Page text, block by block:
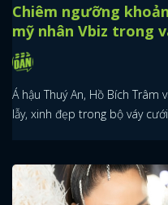
Chiêm ngưỡng
mỹ nhân Vbiz trong
Á hậu Thuý An, Hồ Bích Trâm
lẫy, xinh đẹp trong bộ váy